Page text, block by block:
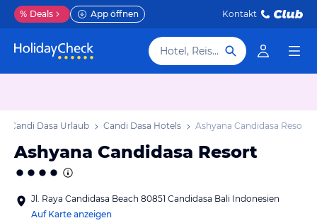
% Deals App öffnen Kontakt
Hotel, Reiseziel
Candi Dasa Urlaub Candi Dasa Hotels Ashyana Candidasa Resort
Ashyana Candidasa Resort
Jl. Raya Candidasa Beach 80851 Candidasa Bali Indonesien
Auf Karte anzeigen